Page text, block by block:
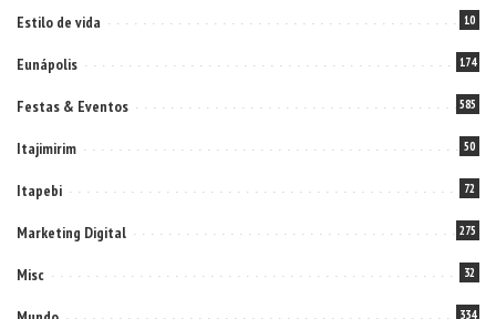
Estilo de vida 10
Eunápolis 174
Festas & Eventos 585
Itajimirim 50
Itapebi 72
Marketing Digital 275
Misc 32
334